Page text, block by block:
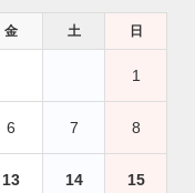
金 土 日
1
6 7 8
13 14 15